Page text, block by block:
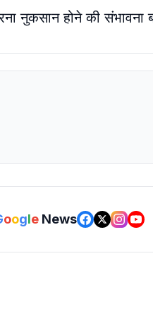
नुकसान होने की संभावना
oogle News